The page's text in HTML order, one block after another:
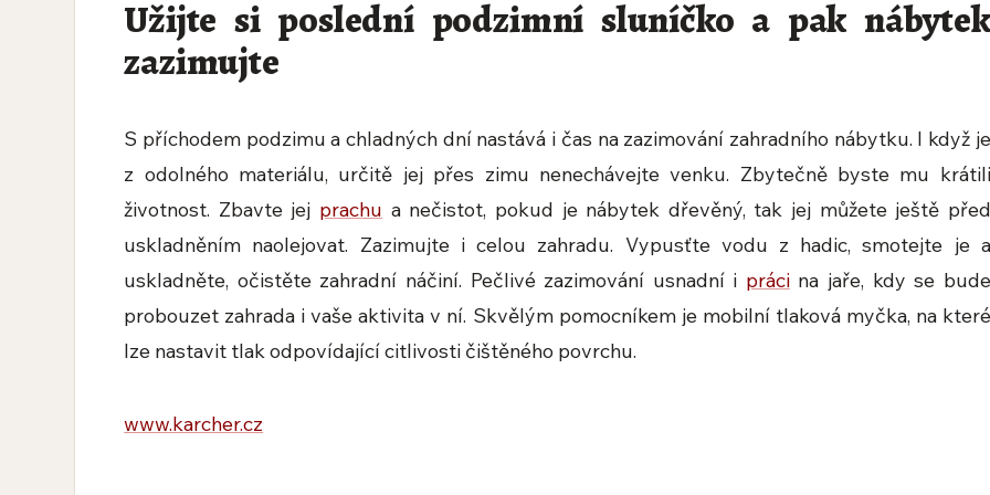
Užijte si poslední podzimní sluníčko a pak nábytek
zazimujte
S příchodem podzimu a chladných dní nastává i čas na zazimování zahradního nábytku. I když je
z odolného materiálu, určitě jej přes zimu nenechávejte venku. Zbytečně byste mu krátili
životnost. Zbavte jej prachu a nečistot, pokud je nábytek dřevěný, tak jej můžete ještě před
uskladněním naolejovat. Zazimujte i celou zahradu. Vypusťte vodu z hadic, smotejte je a
uskladněte, očistěte zahradní náčiní. Pečlivé zazimování usnadní i prácina jaře, kdy se bude
probouzet zahrada i vaše aktivita v ní. Skvělým pomocníkem je mobilní tlaková myčka, na které
lze nastavit tlak odpovídající citlivosti čištěného povrchu.
www.karcher.cz